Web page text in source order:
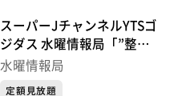
スーパーJチャンネルYTSゴ
ジダス 水曜情報局「”整
う”自分へのご褒美」
水曜情報局
定額見放題